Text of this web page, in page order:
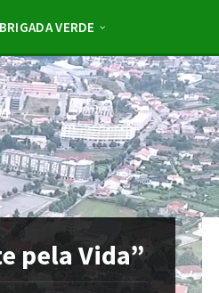
BRIGADA VERDE
pela Vida”